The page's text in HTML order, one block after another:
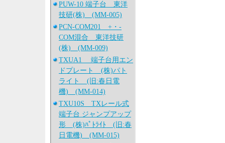
PUW-10 端子台 東洋
技研(株) (MM-005)
PCN-COM201 +・-
COM混合 東洋技研
(株) (MM-009)
TXUA1 端子台用エン
ドプレート (株)パト
ライト (旧:春日電
機) (MM-014)
TXU10S TXレール式
端子台 ジャンプアップ
形 (株)ﾊﾟﾄﾗｲﾄ (旧:春
日電機) (MM-015)